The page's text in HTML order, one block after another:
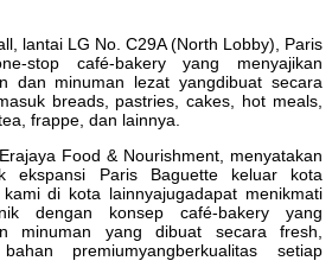
lantai LG No. C29A (North Lobby), Paris
stop café-bakery yang menyajikan
dan minuman lezat yangdibuat secara
breads, pastries, cakes, hot meals,
frappe, dan lainnya.
Food & Nourishment, menyatakan
ekspansi Paris Baguette keluar kota
di kota lainnyajugadapat menikmati
dengan konsep café-bakery yang
minuman yang dibuat secara fresh,
premiumyangberkualitas setiap